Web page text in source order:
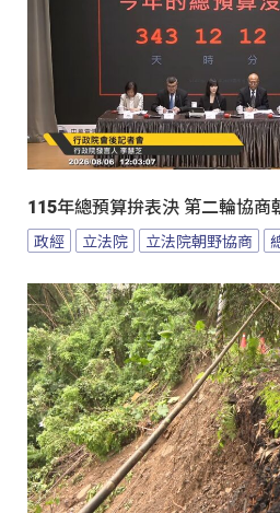
115年總預算拚表決 第二輪協商
政經 立法院 立法院朝野協商